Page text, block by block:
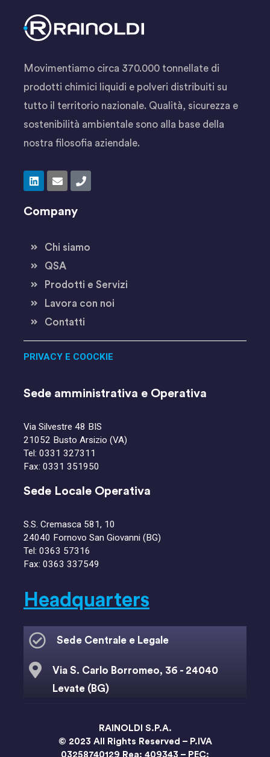
Movimentiamo circa 370.000 tonnellate di
prodotti chimici liquidi e polveri distribuiti su
tutto il territorio nazionale. Qualità, sicurezza e
sostenibilità ambientale sono alla base della
nostra filosofia aziendale.
Company
Chi siamo
QSA
Prodotti e Servizi
Lavora con noi
Contatti
PRIVACY E COOCKIE
Sede amministrativa e Operativa
Via Silvestre 48 BIS
21052 Busto Arsizio (VA)
Tel: 0331 327311
Fax: 0331 351950
Sede Locale Operativa
S.S. Cremasca 581, 10
24040 Fornovo San Giovanni (BG)
Tel: 0363 57316
Fax: 0363 337549
Headquarters
Sede Centrale e Legale
Via S. Carlo Borromeo, 36 - 24040
Levate (BG)
+39 (035) 2682 111
RAINOLDI S.P.A.
© 2023 All Rights Reserved – P.IVA
03258740129 Rea: 409343 – PEC: